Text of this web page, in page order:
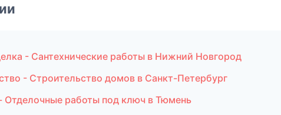
- Сантехнические работы в Нижний Новгород
- Строительство домов в Санкт-Петербург
работы под ключ в Тюмень